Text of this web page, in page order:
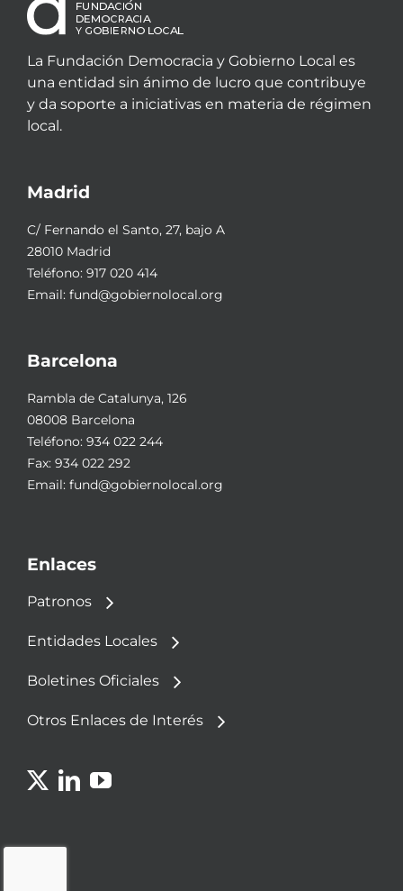
La Fundación Democracia y Gobierno Local es
una entidad sin ánimo de lucro que contribuye
y da soporte a iniciativas en materia de régimen
local.
Madrid
C/ Fernando el Santo, 27, bajo A
28010 Madrid
Teléfono: 917 020 414
Email: fund@gobiernolocal.org
Barcelona
Rambla de Catalunya, 126
08008 Barcelona
Teléfono: 934 022 244
Fax: 934 022 292
Email: fund@gobiernolocal.org
Enlaces
Patronos
Entidades Locales
Boletines Oficiales
Otros Enlaces de Interés